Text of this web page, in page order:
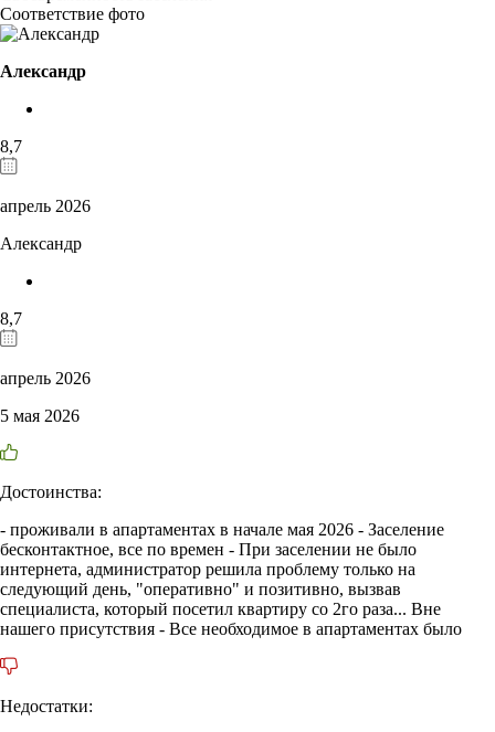
Соответствие фото
Александр
8,7
апрель 2026
Александр
8,7
апрель 2026
5 мая 2026
Достоинства:
- проживали в апартаментах в начале мая 2026 - Заселение
бесконтактное, все по времен - При заселении не было
интернета, администратор решила проблему только на
следующий день, "оперативно" и позитивно, вызвав
специалиста, который посетил квартиру со 2го раза... Вне
нашего присутствия - Все необходимое в апартаментах было
Недостатки: